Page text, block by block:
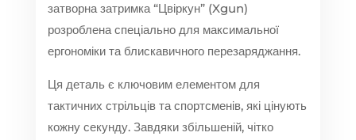
затворна затримка “Цвіркун” (Xgun)
розроблена спеціально для максимальної
ергономіки та блискавичного перезаряджання.
Ця деталь є ключовим елементом для
тактичних стрільців та спортсменів, які цінують
кожну секунду. Завдяки збільшеній, чітко